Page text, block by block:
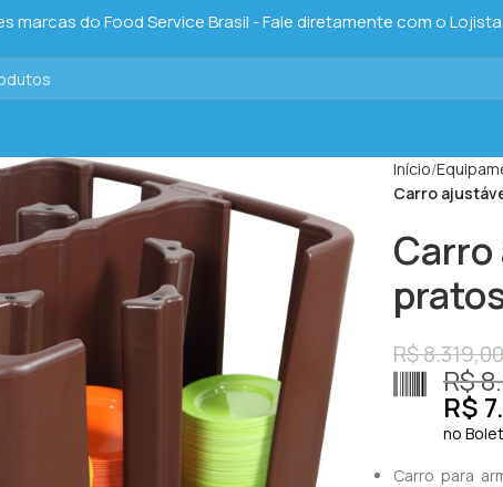
marcas do Food Service Brasil - Fale diretamente com o Lojista
Início
Carro
R$8.319,00
R$
R$
no
Carro para